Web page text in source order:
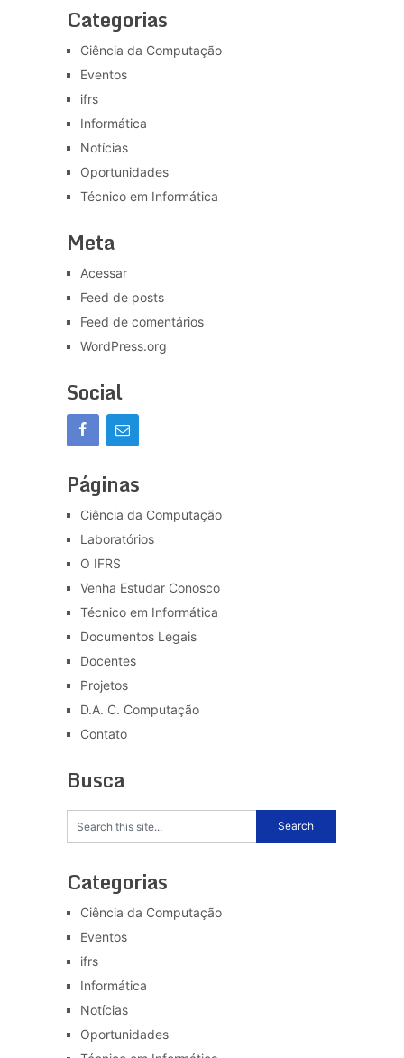
Categorias
Ciência da Computação
Eventos
ifrs
Informática
Notícias
Oportunidades
Técnico em Informática
Meta
Acessar
Feed de posts
Feed de comentários
WordPress.org
Social
Páginas
Ciência da Computação
Laboratórios
O IFRS
Venha Estudar Conosco
Técnico em Informática
Documentos Legais
Docentes
Projetos
D.A. C. Computação
Contato
Busca
Categorias
Ciência da Computação
Eventos
ifrs
Informática
Notícias
Oportunidades